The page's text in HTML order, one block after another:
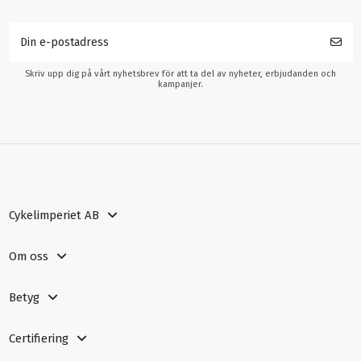
Skriv upp dig på vårt nyhetsbrev för att ta del av nyheter, erbjudanden och
kampanjer.
Cykelimperiet AB
Om oss
Betyg
Certifiering